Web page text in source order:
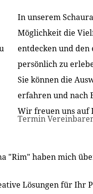
In unserem
Möglichkeit die
entdecken und
persönlich zu
Sie können die
erfahren und nach
Wir freuen uns auf
Termin
"Rim" haben mich
Lösungen für Ihr